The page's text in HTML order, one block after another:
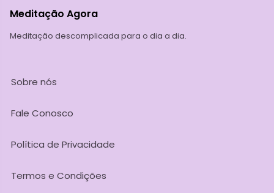
Meditação Agora
Meditação descomplicada para o dia a dia.
Sobre nós
Fale Conosco
Política de Privacidade
Termos e Condições